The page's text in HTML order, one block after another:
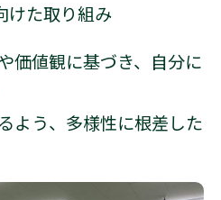
けた取り組み
価値観に基づき、自分に
よう、多様性に根差した